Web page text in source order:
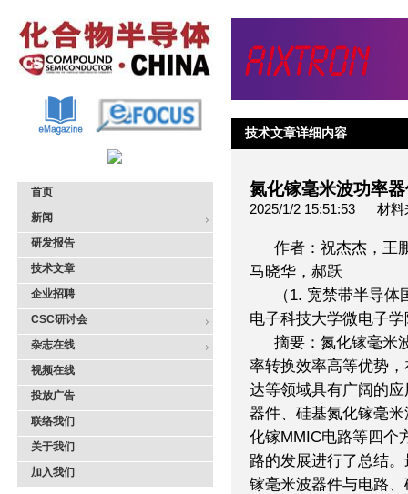
首页
新闻
研发报告
技术文章
企业招聘
CSC研讨会
杂志在线
视频在线
投放广告
联络我们
关于我们
加入我们
技术文章详细内容
氮化镓毫米波功率
2025/1/2 15:51:53 材料
作者：祝杰杰，王
马晓华，郝跃
（1. 宽禁带半导
电子科技大学微电子
摘要：氮化镓毫米
率转换效率高等优势
达等领域具有广阔的
器件、硅基氮化镓毫
化镓MMIC电路等四个
路的发展进行了总结
镓毫米波器件与电路